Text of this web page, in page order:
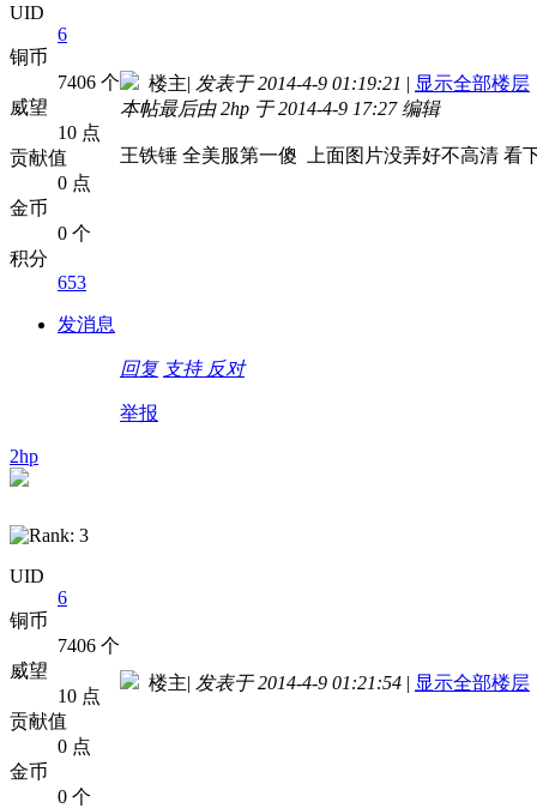
UID
6
铜币
7406 个
威望
10 点
贡献值
0 点
金币
0 个
积分
653
发消息
楼主| 发表于 2014-4-9 01:19:21 | 显示全部楼层
本帖最后由 2hp 于 2014-4-9 17:27 编辑
王铁锤 全美服第一傻 上面图片没弄好不高清
回复 支持 反对
举报
2hp
UID
6
铜币
7406 个
威望
10 点
贡献值
0 点
金币
0 个
楼主| 发表于 2014-4-9 01:21:54 | 显示全部楼层